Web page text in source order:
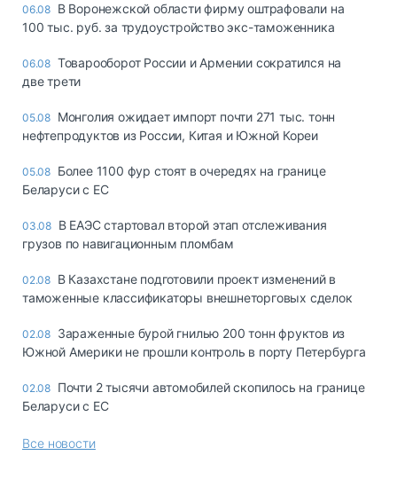
06.08 В Воронежской области фирму оштрафовали на
100 тыс. руб. за трудоустройство экс-таможенника
06.08 Товарооборот России и Армении сократился на
две трети
05.08 Монголия ожидает импорт почти 271 тыс. тонн
нефтепродуктов из России, Китая и Южной Кореи
05.08 Более 1100 фур стоят в очередях на границе
Беларуси с ЕС
03.08 В ЕАЭС стартовал второй этап отслеживания
грузов по навигационным пломбам
02.08 В Казахстане подготовили проект изменений в
таможенные классификаторы внешнеторговых сделок
02.08 Зараженные бурой гнилью 200 тонн фруктов из
Южной Америки не прошли контроль в порту Петербурга
02.08 Почти 2 тысячи автомобилей скопилось на границе
Беларуси с ЕС
Все новости